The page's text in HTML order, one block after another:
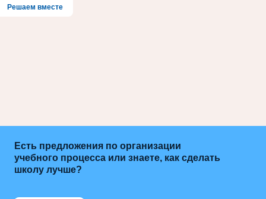
Решаем вместе
Есть предложения по организации
учебного процесса или знаете, как сделать
школу лучше?